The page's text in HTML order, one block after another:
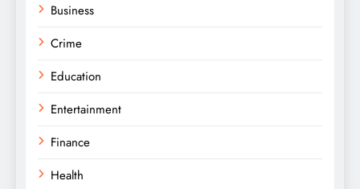
Business
Crime
Education
Entertainment
Finance
Health